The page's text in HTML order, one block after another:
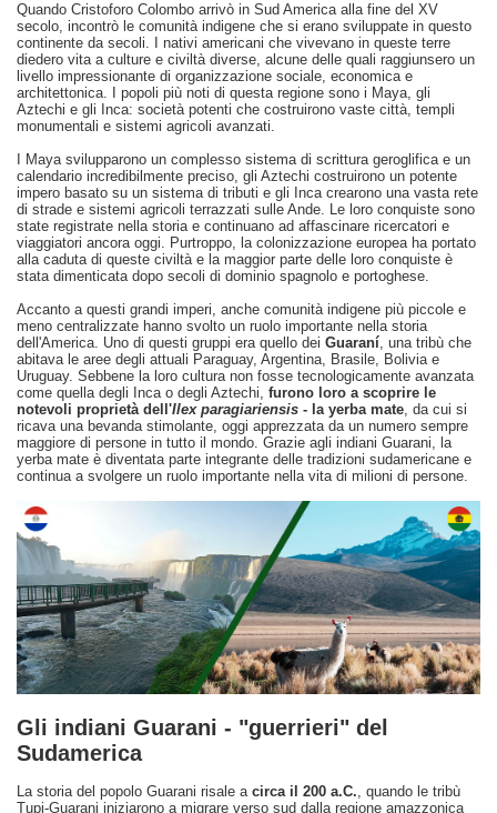
Quando Cristoforo Colombo arrivò in Sud America alla fine del XV
secolo, incontrò le comunità indigene che si erano sviluppate in questo
continente da secoli. I nativi americani che vivevano in queste terre
diedero vita a culture e civiltà diverse, alcune delle quali raggiunsero un
livello impressionante di organizzazione sociale, economica e
architettonica. I popoli più noti di questa regione sono i Maya, gli
Aztechi e gli Inca: società potenti che costruirono vaste città, templi
monumentali e sistemi agricoli avanzati.
I Maya svilupparono un complesso sistema di scrittura geroglifica e un
calendario incredibilmente preciso, gli Aztechi costruirono un potente
impero basato su un sistema di tributi e gli Inca crearono una vasta rete
di strade e sistemi agricoli terrazzati sulle Ande. Le loro conquiste sono
state registrate nella storia e continuano ad affascinare ricercatori e
viaggiatori ancora oggi. Purtroppo, la colonizzazione europea ha portato
alla caduta di queste civiltà e la maggior parte delle loro conquiste è
stata dimenticata dopo secoli di dominio spagnolo e portoghese.
Accanto a questi grandi imperi, anche comunità indigene più piccole e
meno centralizzate hanno svolto un ruolo importante nella storia
dell'America. Uno di questi gruppi era quello dei Guaraní, una tribù che
abitava le aree degli attuali Paraguay, Argentina, Brasile, Bolivia e
Uruguay. Sebbene la loro cultura non fosse tecnologicamente avanzata
come quella degli Inca o degli Aztechi, furono loro a scoprire le
notevoli proprietà dell'Ilex paragiariensis - la yerba mate, da cui si
ricava una bevanda stimolante, oggi apprezzata da un numero sempre
maggiore di persone in tutto il mondo. Grazie agli indiani Guarani, la
yerba mate è diventata parte integrante delle tradizioni sudamericane e
continua a svolgere un ruolo importante nella vita di milioni di persone.
Gli indiani Guarani - "guerrieri" del
Sudamerica
La storia del popolo Guarani risale a circa il 200 a.C., quando le tribù
Tupi-Guarani iniziarono a migrare verso sud dalla regione amazzonica